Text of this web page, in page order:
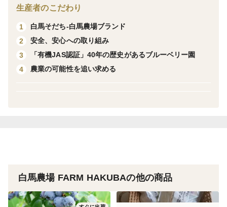
＜産地の特徴＞
白馬は標高が高く、昼夜の寒暖差と美しい山々から流れ
出る清らかな水によって、大豆のうまみが乗ったおいし
い大豆を生産しています。
形状によっては投函できない場合がございます。ご注意
下さい。
生産者のこだわり
1
白馬そだち-白馬農場ブランド
2
安全、安心への取り組み
3
「有機JAS認証」40年の歴史があるブルーベリー園
4
農業の可能性を追い求める
白馬農場 FARM HAKUBAの他の商品